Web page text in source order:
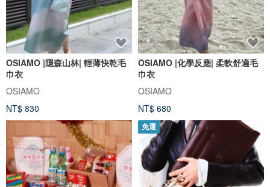
OSIAMO |隱森山林| 輕薄快乾毛
巾衣
OSIAMO
NT$ 830
OSIAMO |化學反應| 柔軟舒適毛
巾衣
OSIAMO
NT$ 680
免運